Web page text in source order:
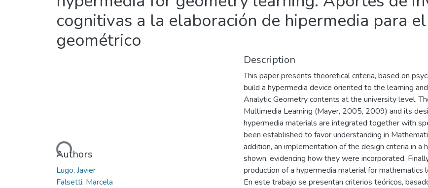
cognitivas a la elaboración de hipermedia para
geométrico
Loading...
Authors
Lugo, Javier
Falsetti, Marcela
Description
This paper presents theoretical criteria, based on
build a hypermedia device oriented to the learning
Analytic Geometry contents at the university level.
Multimedia Learning (Mayer, 2005, 2009) and its
hypermedia materials are integrated together with
been established to favor understanding in
addition, an implementation of the design criteria in a
shown, evidencing how they were incorporated.
production of a hypermedia material for mathematics
En este trabajo se presentan criterios teóricos,